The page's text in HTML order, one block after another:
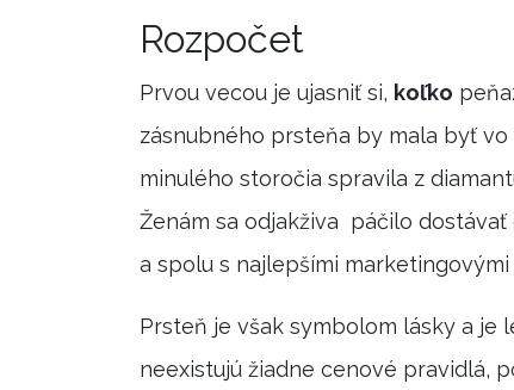
Rozpočet
Prvou vecou je ujasniť si, koľko
zásnubného prsteňa by mala byť vo
minulého storočia spravila z
Ženám sa odjakživa páčilo
a spolu s najlepšími
Prsteň je však symbolom lásky a je
neexistujú žiadne cenové pravidlá,